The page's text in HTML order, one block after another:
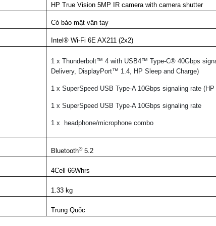
HP True Vision 5MP IR camera with camera shutter
Có bảo mật vân tay
Intel® Wi-Fi 6E AX211 (2x2)
1 x Thunderbolt™ 4 with USB4™ Type-C® 40Gbps
Delivery, DisplayPort™ 1.4, HP Sleep and Charge)
1 x SuperSpeed USB Type-A 10Gbps signaling rate
1 x SuperSpeed USB Type-A 10Gbps signaling rate
1 x headphone/microphone combo
Bluetooth®5.2
4Cell 66Whrs
1.33 kg
Trung Quốc